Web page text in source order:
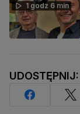
1 godz 6 min
UDOSTĘPNIJ: